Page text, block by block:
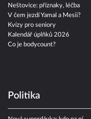
Neštovice: příznaky, léčba
V čem jezdí Yamal a Mesii?
Kvízy pro seniory
Kalendář úplňků 2026
Co je bodycount?
Politika